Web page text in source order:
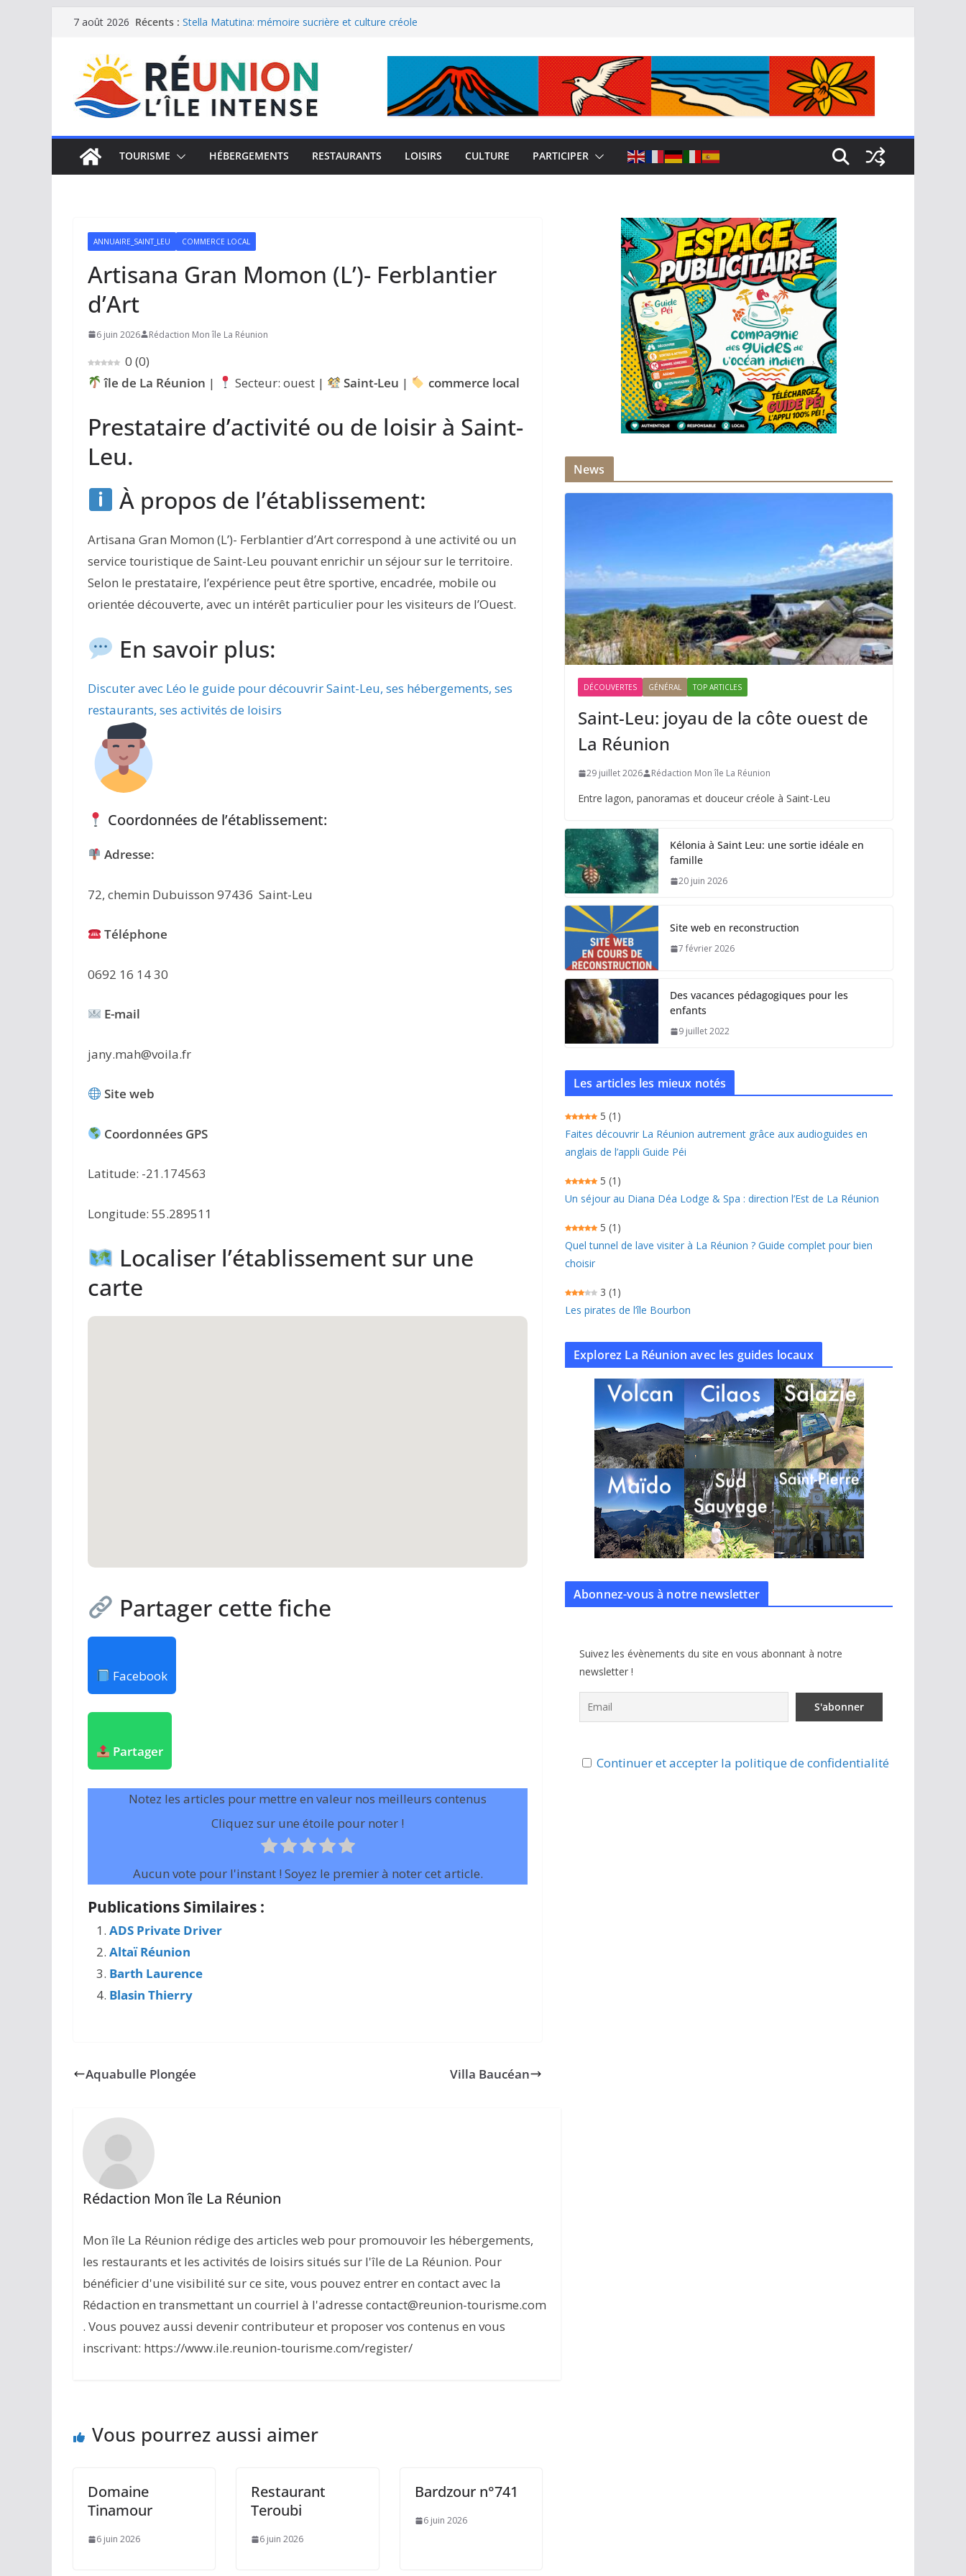
Passer
contenu
7 août 2026 Récents : Stella Matutina: mémoire sucrière et culture créole
Le samoussa de La Réunion, emblème de l’île intense
Le Musée du sel de Saint Leu: site culturel à découvrir
TOURISME HÉBERGEMENTS RESTAURANTS LOISIRS CULTURE PARTICIPER
ANNUAIRE_SAINT_LEU COMMERCE LOCAL
Artisana Gran Momon (L’)- Ferblantier
d’Art
6 juin 2026 Rédaction Mon île La Réunion
0 (0)
île de La Réunion | Secteur: ouest | Saint-Leu | commerce local
Prestataire d’activité ou de loisir à Saint-
Leu.
À propos de l’établissement:
Artisana Gran Momon (L’)- Ferblantier d’Art correspond à une activité ou un
service touristique de Saint-Leu pouvant enrichir un séjour sur le territoire.
Selon le prestataire, l’expérience peut être sportive, encadrée, mobile ou
orientée découverte, avec un intérêt particulier pour les visiteurs de l’Ouest.
En savoir plus:
Discuter avec Léo le guide pour découvrir Saint-Leu, ses hébergements, ses
restaurants, ses activités de loisirs
Coordonnées de l’établissement:
Adresse:
72, chemin Dubuisson 97436 Saint-Leu
Téléphone
0692 16 14 30
E-mail
jany.mah@voila.fr
Site web
Coordonnées GPS
Latitude: -21.174563
Longitude: 55.289511
Localiser l’établissement sur une
carte
Partager cette fiche
Facebook
Partager
Notez les articles pour mettre en valeur nos meilleurs contenus
Cliquez sur une étoile pour noter !
Aucun vote pour l'instant ! Soyez le premier à noter cet article.
Publications Similaires :
ADS Private Driver
Altaï Réunion
Barth Laurence
Blasin Thierry
Aquabulle Plongée Villa Baucéan
Rédaction Mon île La Réunion
Mon île La Réunion rédige des articles web pour promouvoir les hébergements,
les restaurants et les activités de loisirs situés sur l'île de La Réunion. Pour
bénéficier d'une visibilité sur ce site, vous pouvez entrer en contact avec la
Rédaction en transmettant un courriel à l'adresse contact@reunion-tourisme.com
. Vous pouvez aussi devenir contributeur et proposer vos contenus en vous
inscrivant: https://www.ile.reunion-tourisme.com/register/
Vous pourrez aussi aimer
Domaine
Tinamour
6 juin 2026
Restaurant
Teroubi
6 juin 2026
Bardzour n°741
6 juin 2026
News
DÉCOUVERTES GÉNÉRAL TOP ARTICLES
Saint-Leu: joyau de la côte ouest de
La Réunion
29 juillet 2026 Rédaction Mon île La Réunion
Entre lagon, panoramas et douceur créole à Saint-Leu
Kélonia à Saint Leu: une sortie idéale en
famille
20 juin 2026
Site web en reconstruction
7 février 2026
Des vacances pédagogiques pour les
enfants
9 juillet 2022
Les articles les mieux notés
5 (1)
Faites découvrir La Réunion autrement grâce aux audioguides en
anglais de l’appli Guide Péi
5 (1)
Un séjour au Diana Déa Lodge & Spa : direction l’Est de La Réunion
5 (1)
Quel tunnel de lave visiter à La Réunion ? Guide complet pour bien
choisir
3 (1)
Les pirates de l’île Bourbon
Explorez La Réunion avec les guides locaux
Abonnez-vous à notre newsletter
Suivez les évènements du site en vous abonnant à notre
newsletter !
Continuer et accepter la politique de confidentialité